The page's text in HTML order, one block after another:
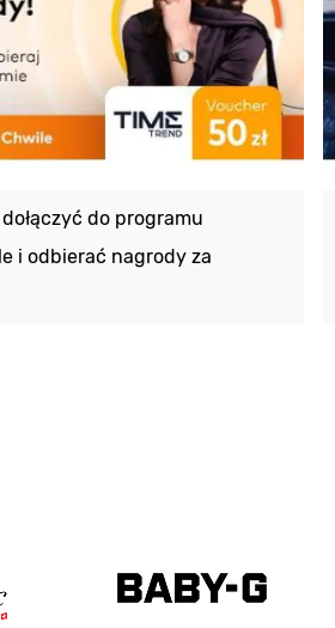
do programu
i odbierać nagrody za